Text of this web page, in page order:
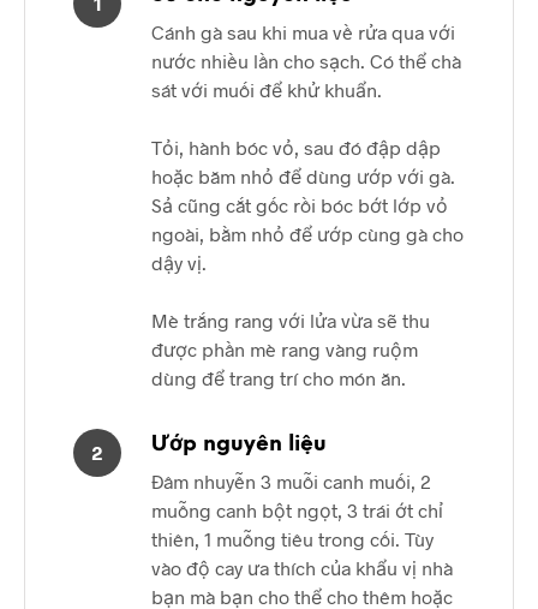
Cánh gà sau khi mua về rửa qua với
nước nhiều lần cho sạch. Có thể chà
sát với muối để khử khuẩn.
Tỏi, hành bóc vỏ, sau đó đập dập
hoặc băm nhỏ để dùng ướp với gà.
Sả cũng cắt gốc rồi bóc bớt lớp vỏ
ngoài, bằm nhỏ để ướp cùng gà cho
dậy vị.
Mè trắng rang với lửa vừa sẽ thu
được phần mè rang vàng ruộm
dùng để trang trí cho món ăn.
2
Ướp nguyên liệu
Đâm nhuyễn 3 muỗi canh muối, 2
muỗng canh bột ngọt, 3 trái ớt chỉ
thiên, 1 muỗng tiêu trong cối. Tùy
vào độ cay ưa thích của khẩu vị nhà
bạn mà bạn cho thể cho thêm hoặc